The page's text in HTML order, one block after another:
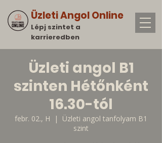
Üzleti Angol Online
Lépj szintet a
karrieredben
Üzleti angol B1
szinten Hétőnként
16.30-tól
febr. 02., H
  |
Üzleti angol tanfolyam B1
szint